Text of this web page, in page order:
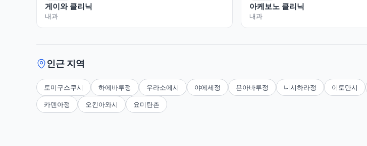
게이와 클리닉
내과
아케보노 클리닉
내과
인근 지역
토미구스쿠시 하에바루정 우라소에시 야에세정 욘아바루정 니시하라정 이토만시
카덴아정 오킨아와시 요미탄촌